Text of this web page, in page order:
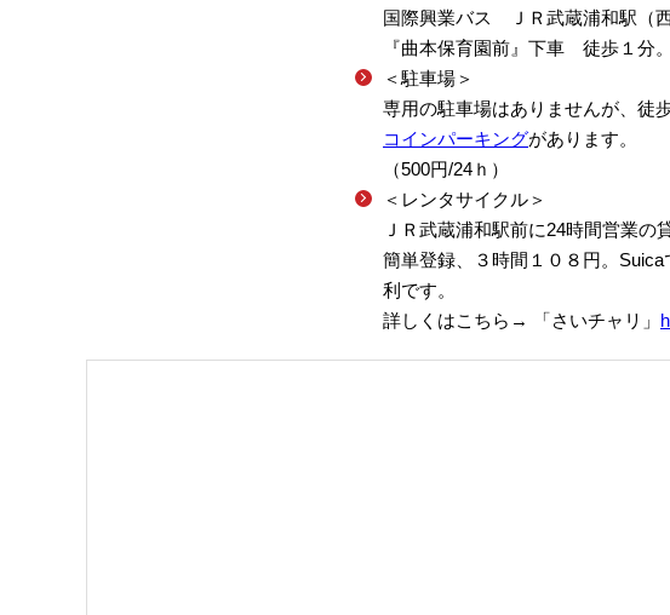
国際興業バス ＪＲ武蔵浦和駅（
『曲本保育園前』下車 徒歩１分。
＜駐車場＞
専用の駐車場はありませんが、徒
コインパーキングがあります。
（500円/24ｈ）
＜レンタサイクル＞
ＪＲ武蔵浦和駅前に24時間営業の
簡単登録、３時間１０８円。
利です。
詳しくはこちら→ 「さいチャリ」